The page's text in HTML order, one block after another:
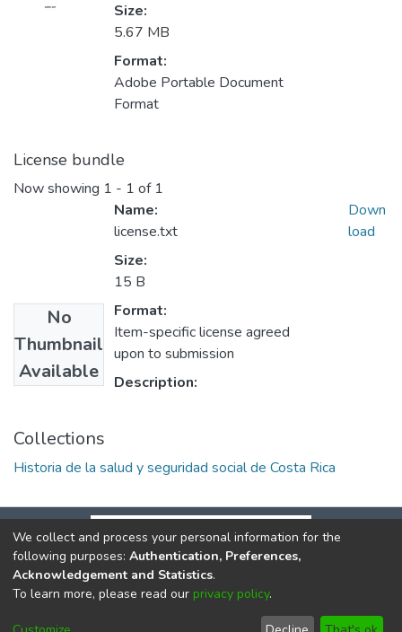
Size:
5.67 MB
Format:
Adobe Portable Document
Format
License bundle
Now showing 1 - 1 of 1
No
Thumbnail
Available
Name:
license.txt
Size:
15 B
Format:
Item-specific license agreed
upon to submission
Description:
Down
load
Collections
Historia de la salud y seguridad social de Costa Rica
DSpace softwarecopyright © 2002-2026
Cookie End User Send
We collect and process your personal information for the
following purposes: Authentication, Preferences,
Acknowledgement and Statistics.
To learn more, please read our privacy policy.